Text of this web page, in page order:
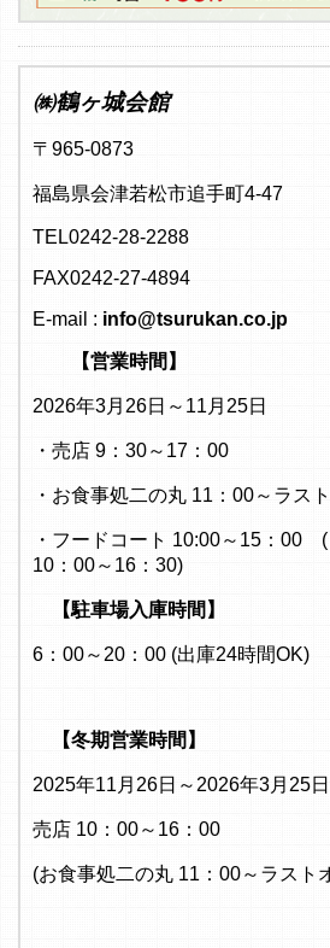
㈱鶴ヶ城会館
〒965-0873
福島県会津若松市追手町4-47
TEL0242-28-2288
FAX0242-27-4894
E-mail : info@tsurukan.co.jp
【営業時間】
2026年3月26日～11月25日
・売店 9：30～17：00
・お食事処二の丸 11：00～ラス
・フードコート 10:00～15：00
10：00～16：30)
【駐車場入庫時間】
6：00～20：00 (出庫24時間OK)
【冬期営業時間】
2025年11月26日～2026年3月25日
売店 10：00～16：00
(お食事処二の丸 11：00～ラスト